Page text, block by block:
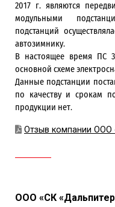
2017 г. являются
модульными
подстанций
автозимнику.
В настоящее время ПС
основной схеме
Данные подстанции
по качеству и срокам
продукции нет.
Отзыв компании ООО
ООО «СК